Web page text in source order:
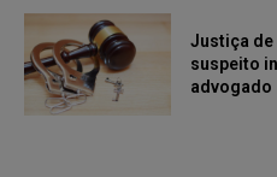
Justiça de
suspeito
advogado